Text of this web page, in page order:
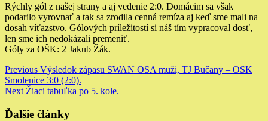
Rýchly gól z našej strany a aj vedenie 2:0. Domácim sa však
podarilo vyrovnať a tak sa zrodila cenná remíza aj keď sme mali na
dosah víťazstvo. Gólových príležitostí si náš tím vypracoval dosť,
len sme ich nedokázali premeniť.
Góly za OŠK: 2 Jakub Žák.
Continue
Reading
Previous Výsledok zápasu SWAN OSA muži, TJ Bučany – OSK
Smolenice 3:0 (2:0).
Next Žiaci tabuľka po 5. kole.
Ďalšie články